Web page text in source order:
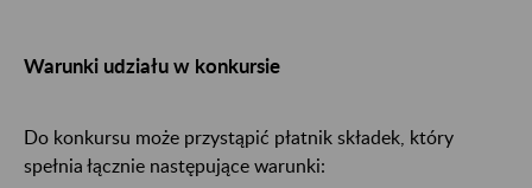
Warunki udziału w konkursie
Do konkursu może przystąpić płatnik składek, który
spełnia łącznie następujące warunki: